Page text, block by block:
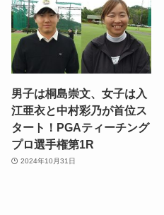
男子は桐島崇文、女子は入
江亜衣と中村彩乃が首位ス
タート！PGAティーチング
プロ選手権第1R
2024年10月31日